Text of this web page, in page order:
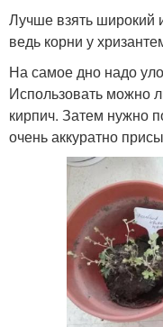
Лучше взять широкий
ведь корни у
На самое дно надо
Использовать можно
кирпич. Затем нужно
очень аккуратно